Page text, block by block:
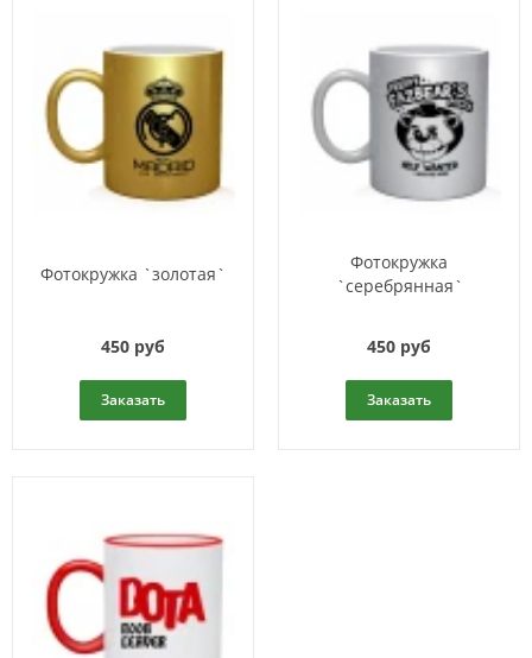
Фотокружка `золотая`
450 руб
Заказать
Фотокружка
`серебрянная`
450 руб
Заказать